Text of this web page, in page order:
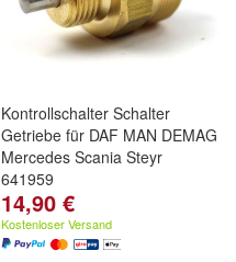
Kontrollschalter Schalter
Getriebe für DAF MAN DEMAG
Mercedes Scania Steyr
641959
14,90 €
Kostenloser Versand